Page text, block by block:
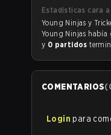
Estadísticas cara
Young Ninjas había
y 0 partidos
COMENTARIOS(
Login para